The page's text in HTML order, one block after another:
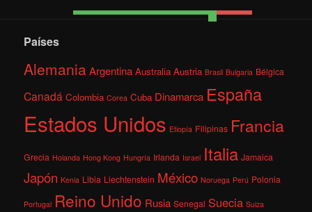
Países
AlemaniaArgentina Australia Austria Brasil Bulgaria Bélgica
Canadá Colombia Corea Cuba Dinamarca España
Estados Unidos Etiopía Filipinas Francia
Grecia Holanda Hong Kong Hungría Irlanda Israel Italia Jamaica
Japón Kenia Libia Liechtenstein México Noruega Perú Polonia
Portugal Reino Unido Rusia Senegal Suecia Suiza